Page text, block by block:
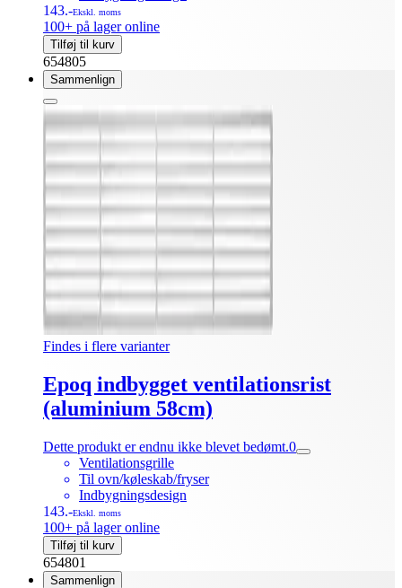
143.-Ekskl. moms
100+ på lager online
Tilføj til kurv
654805
Sammenlign
Findes i flere varianter
Epoq indbygget ventilationsrist
(aluminium 58cm)
Dette produkt er endnu ikke blevet bedømt.0
Ventilationsgrille
Til ovn/køleskab/fryser
Indbygningsdesign
143.-Ekskl. moms
100+ på lager online
Tilføj til kurv
654801
Sammenlign